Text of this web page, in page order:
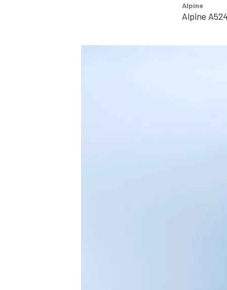
Alpine
Alpine